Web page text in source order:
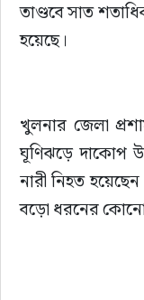
তাণ্ডবে সাত
হয়েছে।
খুলনার জেলা
ঘূণিঝড়ে দাকোপ
নারী নিহত
বড়ো ধরনের কোনো